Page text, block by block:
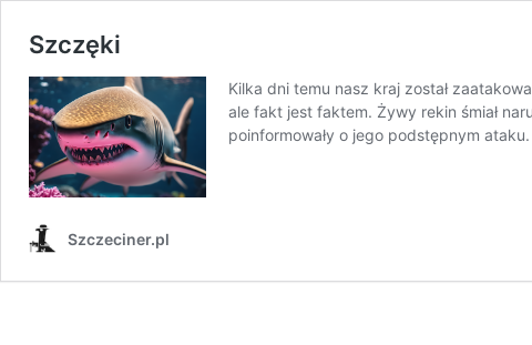
Szczęki
Kilka dni temu nasz kraj został
ale fakt jest faktem. Żywy rekin śmiał
poinformowały o jego podstępnym
Szczeciner.pl